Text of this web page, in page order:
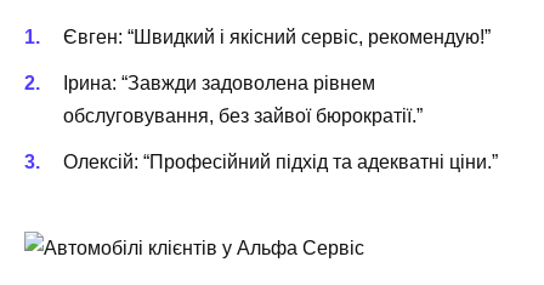
Євген: “Швидкий і якісний сервіс, рекомендую!”
Ірина: “Завжди задоволена рівнем
обслуговування, без зайвої бюрократії.”
Олексій: “Професійний підхід та адекватні ціни.”